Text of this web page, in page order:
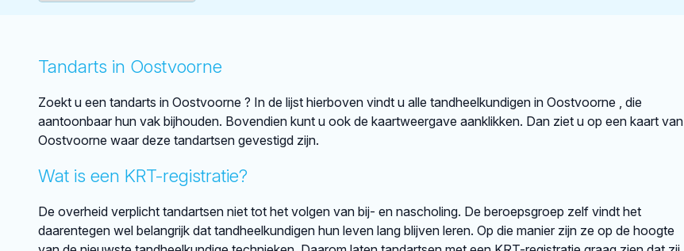
Tandarts in Oostvoorne
Zoekt u een tandarts in Oostvoorne ? In de lijst hierboven vindt u alle tandheelkundigen in Oostvoorne , die
aantoonbaar hun vak bijhouden. Bovendien kunt u ook de kaartweergave aanklikken. Dan ziet u op een kaart van
Oostvoorne waar deze tandartsen gevestigd zijn.
Wat is een KRT-registratie?
De overheid verplicht tandartsen niet tot het volgen van bij- en nascholing. De beroepsgroep zelf vindt het
daarentegen wel belangrijk dat tandheelkundigen hun leven lang blijven leren. Op die manier zijn ze op de hoogte